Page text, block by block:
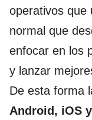
operativos que
normal que
enfocar en los
y lanzar
De esta forma
Android, iOS